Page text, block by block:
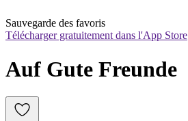
Sauvegarde des favoris
Télécharger gratuitement dans l'App Store
Auf Gute Freunde